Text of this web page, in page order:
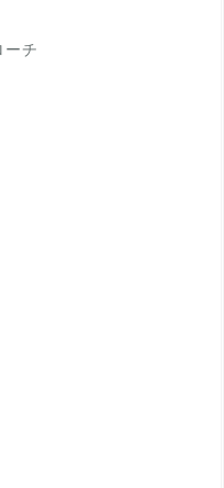
ーチ